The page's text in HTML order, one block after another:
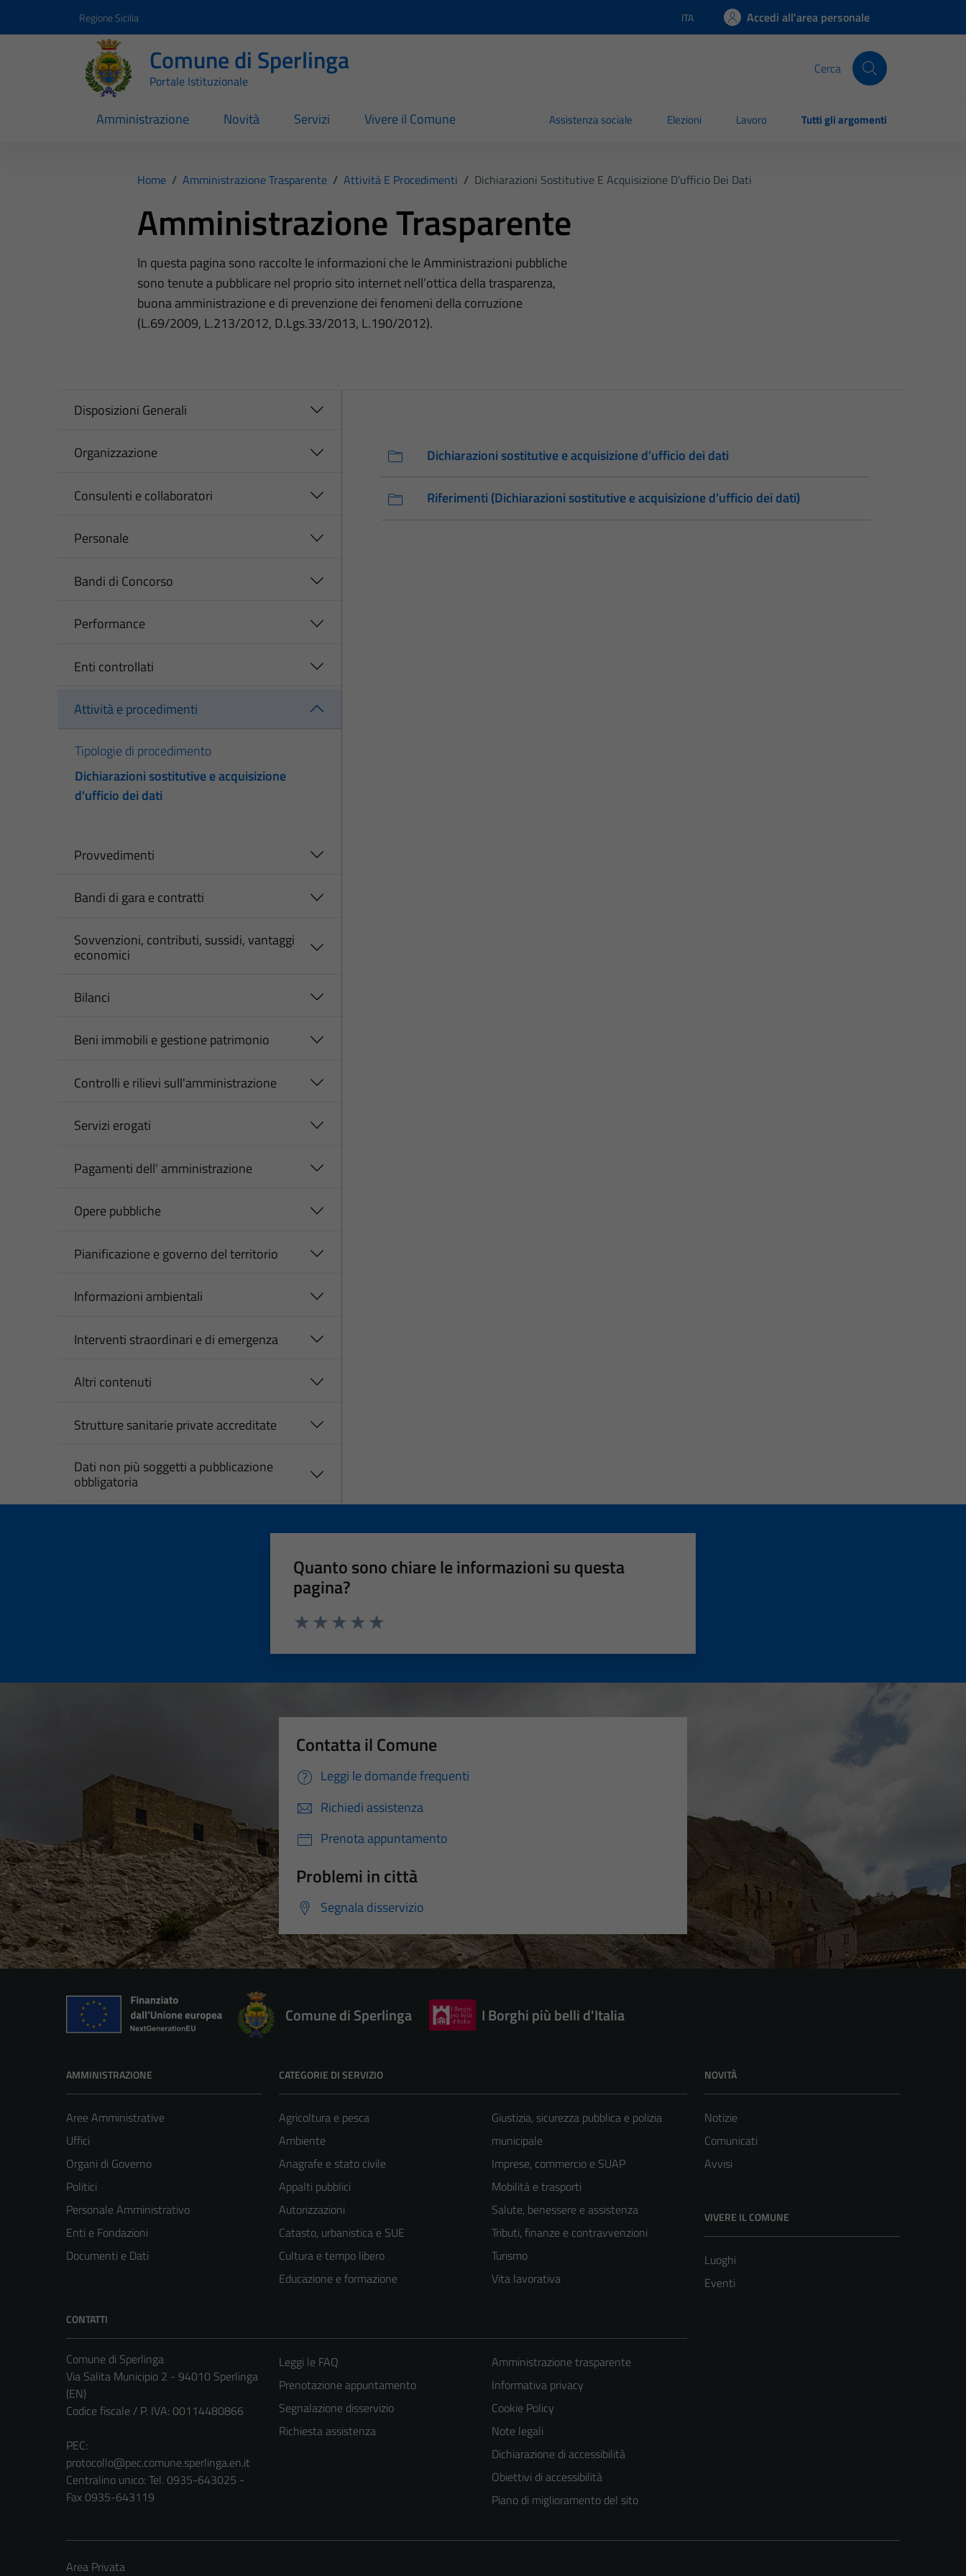
Regione Sicilia Lingua attiva:
ITA Accedi all'area personale
Comune di Sperlinga
Portale Istituzionale
Cerca
Amministrazione Novità Servizi Vivere il Comune Assistenza sociale Elezioni Lavoro Tutti gli argomenti
Home / Amministrazione Trasparente / Attività E Procedimenti / Dichiarazioni Sostitutive E Acquisizione D'ufficio Dei Dati
Amministrazione Trasparente
In questa pagina sono raccolte le informazioni che le Amministrazioni pubbliche
sono tenute a pubblicare nel proprio sito internet nell’ottica della trasparenza,
buona amministrazione e di prevenzione dei fenomeni della corruzione
(L.69/2009, L.213/2012, D.Lgs.33/2013, L.190/2012).
Disposizioni Generali
Organizzazione
Consulenti e collaboratori
Personale
Bandi di Concorso
Performance
Enti controllati
Attività e procedimenti
Tipologie di procedimento
Dichiarazioni sostitutive e acquisizione
d'ufficio dei dati
Provvedimenti
Bandi di gara e contratti
Sovvenzioni, contributi, sussidi, vantaggi
economici
Bilanci
Beni immobili e gestione patrimonio
Controlli e rilievi sull'amministrazione
Servizi erogati
Pagamenti dell' amministrazione
Opere pubbliche
Pianificazione e governo del territorio
Informazioni ambientali
Interventi straordinari e di emergenza
Altri contenuti
Strutture sanitarie private accreditate
Dati non più soggetti a pubblicazione
obbligatoria
Dichiarazioni sostitutive e acquisizione d’ufficio dei dati
Riferimenti (Dichiarazioni sostitutive e acquisizione d’ufficio dei dati)
Quanto sono chiare le informazioni su questa
pagina?
Contatta il Comune
Leggi le domande frequenti
Richiedi assistenza
Prenota appuntamento
Problemi in città
Segnala disservizio
Comune di Sperlinga I Borghi più belli d'Italia
AMMINISTRAZIONE
Aree Amministrative
Uffici
Organi di Governo
Politici
Personale Amministrativo
Enti e Fondazioni
Documenti e Dati
CATEGORIE DI SERVIZIO
Agricoltura e pesca
Ambiente
Anagrafe e stato civile
Appalti pubblici
Autorizzazioni
Catasto, urbanistica e SUE
Cultura e tempo libero
Educazione e formazione
Giustizia, sicurezza pubblica e polizia
municipale
Imprese, commercio e SUAP
Mobilità e trasporti
Salute, benessere e assistenza
Tributi, finanze e contravvenzioni
Turismo
Vita lavorativa
NOVITÀ
Notizie
Comunicati
Avvisi
VIVERE IL COMUNE
Luoghi
Eventi
CONTATTI
Comune di Sperlinga
Via Salita Municipio 2 - 94010 Sperlinga
(EN)
Codice fiscale / P. IVA: 00114480866
PEC:
protocollo@pec.comune.sperlinga.en.it
Centralino unico: Tel. 0935-643025 -
Fax 0935-643119
Leggi le FAQ
Prenotazione appuntamento
Segnalazione disservizio
Richiesta assistenza
Amministrazione trasparente
Informativa privacy
Cookie Policy
Note legali
Dichiarazione di accessibilità
Obiettivi di accessibilità
Piano di miglioramento del sito
Area Privata
Tecnici
Questi cookie
sono necessari
per il